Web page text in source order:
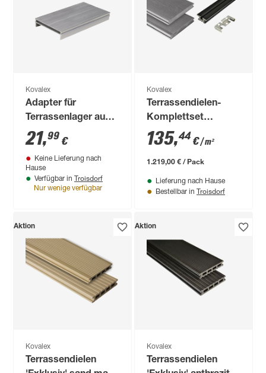
Kovalex
Adapter für
Terrassenlager aus
Aluminium 10 Stück
21,99 €
Keine Lieferung nach
Hause
Verfügbar in Troisdorf
Nur wenige verfügbar
Kovalex
Terrassendielen-
Komplettset
'Strukturo' grau 3000
x 3000 mm
135,44€/ m²
1.219,00 € / Pack
Lieferung nach Hause
Bestellbar in Troisdorf
Aktion
Kovalex
Terrassendielen
Aktion
Kovalex
Terrassendielen